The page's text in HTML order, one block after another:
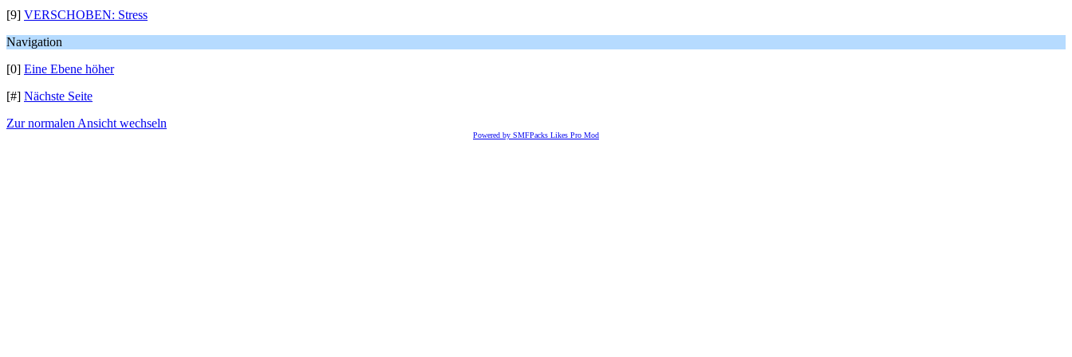
[9] VERSCHOBEN: Stress
Navigation
[0] Eine Ebene höher
[#] Nächste Seite
Zur normalen Ansicht wechseln
Powered by SMFPacks Likes Pro Mod